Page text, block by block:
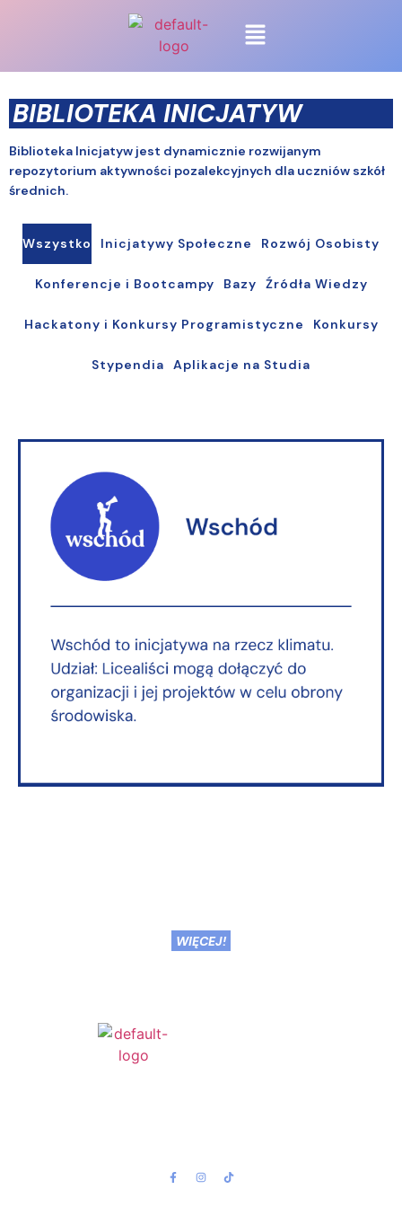
BIBLIOTEKA INICJATYW
Biblioteka Inicjatyw jest dynamicznie rozwijanym
repozytorium aktywności pozalekcyjnych dla uczniów szkół
średnich.
Wszystko Inicjatywy Społeczne Rozwój Osobisty
Konferencje i Bootcampy Bazy Źródła Wiedzy
Hackatony i Konkursy Programistyczne Konkursy
Stypendia Aplikacje na Studia
WIĘCEJ!